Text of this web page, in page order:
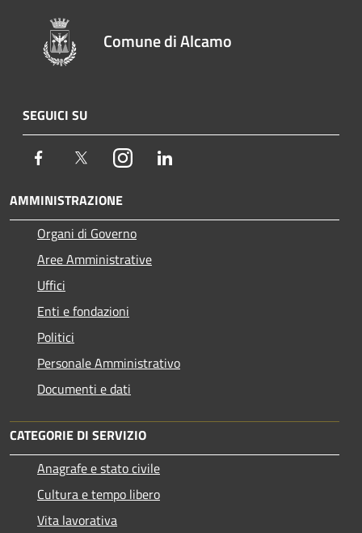
Comune di Alcamo
SEGUICI SU
Facebook TwitterInstagram
AMMINISTRAZIONE
Organi di Governo
Aree Amministrative
Uffici
Enti e fondazioni
Politici
Personale Amministrativo
Documenti e dati
CATEGORIE DI SERVIZIO
Anagrafe e stato civile
Cultura e tempo libero
Vita lavorativa